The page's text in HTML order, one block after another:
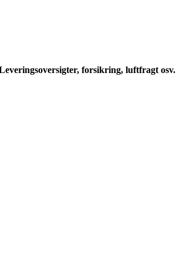
forsikring, luftfragt osv.